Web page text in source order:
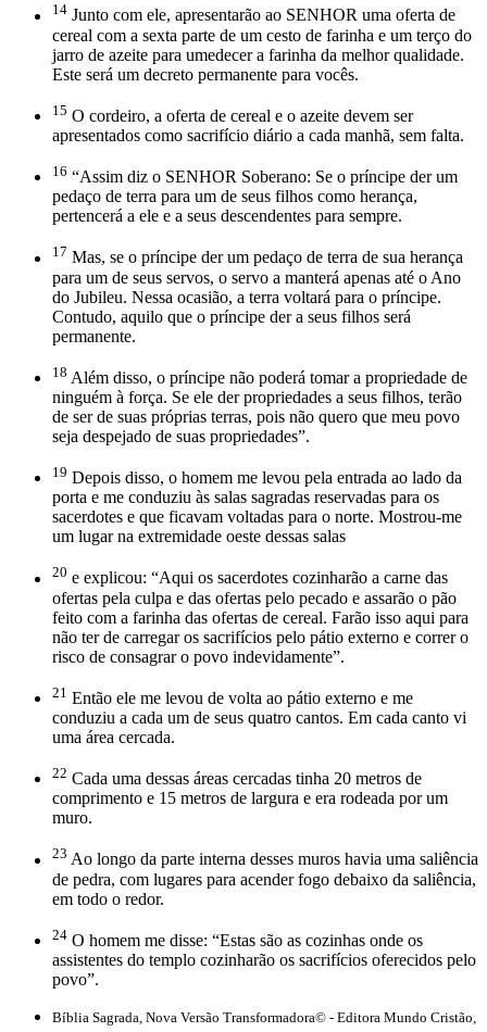
14 Junto com ele, apresentarão ao SENHOR uma oferta de
cereal com a sexta parte de um cesto de farinha e um terço do
jarro de azeite para umedecer a farinha da melhor qualidade.
Este será um decreto permanente para vocês.
15 O cordeiro, a oferta de cereal e o azeite devem ser
apresentados como sacrifício diário a cada manhã, sem falta.
16 “Assim diz o SENHOR Soberano: Se o príncipe der um
pedaço de terra para um de seus filhos como herança,
pertencerá a ele e a seus descendentes para sempre.
17 Mas, se o príncipe der um pedaço de terra de sua herança
para um de seus servos, o servo a manterá apenas até o Ano
do Jubileu. Nessa ocasião, a terra voltará para o príncipe.
Contudo, aquilo que o príncipe der a seus filhos será
permanente.
18 Além disso, o príncipe não poderá tomar a propriedade de
ninguém à força. Se ele der propriedades a seus filhos, terão
de ser de suas próprias terras, pois não quero que meu povo
seja despejado de suas propriedades”.
19 Depois disso, o homem me levou pela entrada ao lado da
porta e me conduziu às salas sagradas reservadas para os
sacerdotes e que ficavam voltadas para o norte. Mostrou-me
um lugar na extremidade oeste dessas salas
20 e explicou: “Aqui os sacerdotes cozinharão a carne das
ofertas pela culpa e das ofertas pelo pecado e assarão o pão
feito com a farinha das ofertas de cereal. Farão isso aqui para
não ter de carregar os sacrifícios pelo pátio externo e correr o
risco de consagrar o povo indevidamente”.
21 Então ele me levou de volta ao pátio externo e me
conduziu a cada um de seus quatro cantos. Em cada canto vi
uma área cercada.
22 Cada uma dessas áreas cercadas tinha 20 metros de
comprimento e 15 metros de largura e era rodeada por um
muro.
23 Ao longo da parte interna desses muros havia uma saliência
de pedra, com lugares para acender fogo debaixo da saliência,
em todo o redor.
24 O homem me disse: “Estas são as cozinhas onde os
assistentes do templo cozinharão os sacrifícios oferecidos pelo
povo”.
Bíblia Sagrada, Nova Versão Transformadora© - Editora Mundo Cristão,